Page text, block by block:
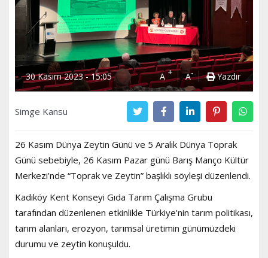
30 Kasım 2023 - 15:05 A+ A- Yazdır
Simge Kansu
26 Kasım Dünya Zeytin Günü ve 5 Aralık Dünya Toprak
Günü sebebiyle, 26 Kasım Pazar günü Barış Manço Kültür
Merkezi’nde “Toprak ve Zeytin” başlıklı söyleşi düzenlendi.
Kadıköy Kent Konseyi Gıda Tarım Çalışma Grubu
tarafından düzenlenen etkinlikle Türkiye'nin tarım politikası,
tarım alanları, erozyon, tarımsal üretimin günümüzdeki
durumu ve zeytin konuşuldu.